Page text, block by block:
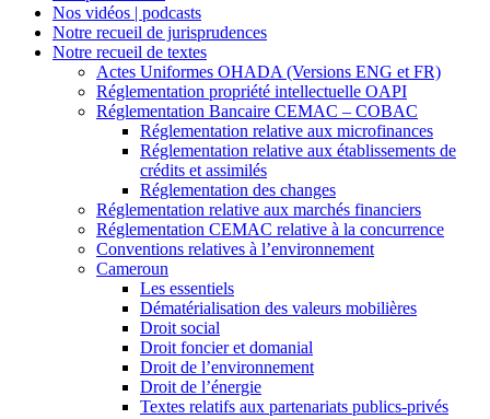
Nos vidéos | podcasts
Notre recueil de jurisprudences
Notre recueil de textes
Actes Uniformes OHADA (Versions ENG et FR)
Réglementation propriété intellectuelle OAPI
Réglementation Bancaire CEMAC – COBAC
Réglementation relative aux microfinances
Réglementation relative aux établissements de
crédits et assimilés
Réglementation des changes
Réglementation relative aux marchés financiers
Réglementation CEMAC relative à la concurrence
Conventions relatives à l’environnement
Cameroun
Les essentiels
Dématérialisation des valeurs mobilières
Droit social
Droit foncier et domanial
Droit de l’environnement
Droit de l’énergie
Textes relatifs aux partenariats publics-privés